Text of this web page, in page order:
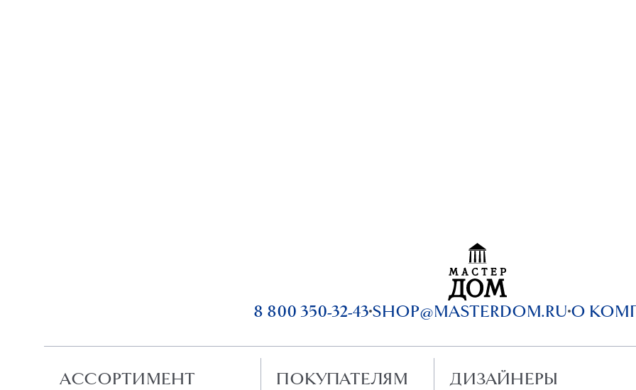
8 800 350-32-43SHOP@MASTERDOM.RUО
АССОРТИМЕНТ ПОКУПАТЕЛЯМ ДИЗАЙНЕРЫ